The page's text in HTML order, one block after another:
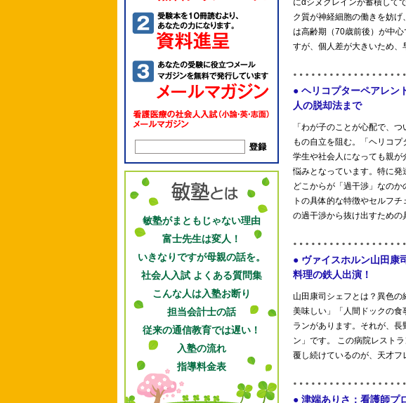
敏塾がまともじゃない理由
富士先生は変人！
いきなりですが母親の話を。
社会人入試 よくある質問集
こんな人は入塾お断り
担当会計士の話
従来の通信教育では遅い！
入塾の流れ
指導料金表